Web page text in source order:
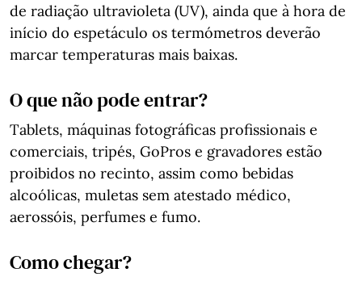
de radiação ultravioleta (UV), ainda que à hora de
início do espetáculo os termómetros deverão
marcar temperaturas mais baixas.
O que não pode entrar?
Tablets, máquinas fotográficas profissionais e
comerciais, tripés, GoPros e gravadores estão
proibidos no recinto, assim como bebidas
alcoólicas, muletas sem atestado médico,
aerossóis, perfumes e fumo.
Como chegar?